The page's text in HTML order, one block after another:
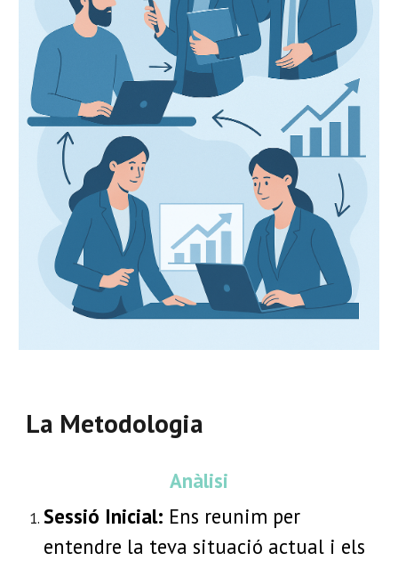
La Metodologia
Anàlisi
Sessió Inicial: Ens reunim per
entendre la teva situació actual i els